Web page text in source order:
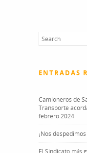
ENTRADAS
Camioneros de
Transporte
febrero 2024
¡Nos
El Sindicato más